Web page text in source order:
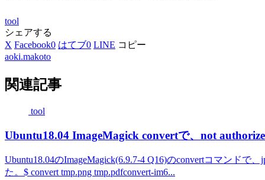
tool
シェアする
X Facebook0 はてブ0 LINE コピー
aoki.makoto
関連記事
tool
Ubuntu18.04 ImageMagick convertで、not
Ubuntu18.04のImageMagick(6.9.7-4 Q16)のconvertコマンド
た。$ convert tmp.png tmp.pdfconvert-im6...